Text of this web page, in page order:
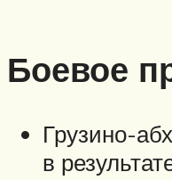
Боевое
Грузино-
в